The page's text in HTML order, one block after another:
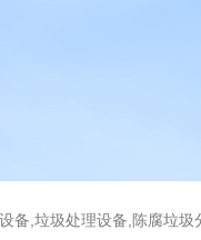
备,垃圾处理设备,陈腐垃